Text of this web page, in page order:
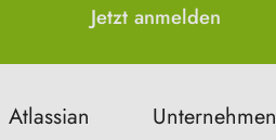
Jetzt anmelden
Atlassian Unternehmen